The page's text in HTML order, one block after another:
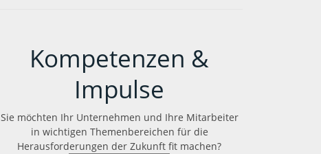
Kompetenzen &
Impulse
Sie möchten Ihr Unternehmen und Ihre Mitarbeiter
in wichtigen Themenbereichen für die
Herausforderungen der Zukunft fit machen?